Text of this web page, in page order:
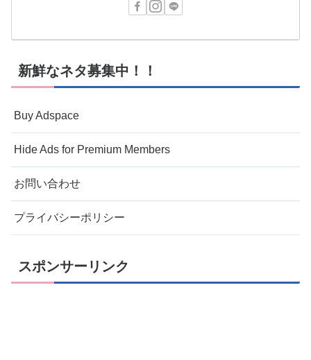
新鮮なネタ募集中！！
Buy Adspace
Hide Ads for Premium Members
お問い合わせ
プライバシーポリシー
スポンサーリンク